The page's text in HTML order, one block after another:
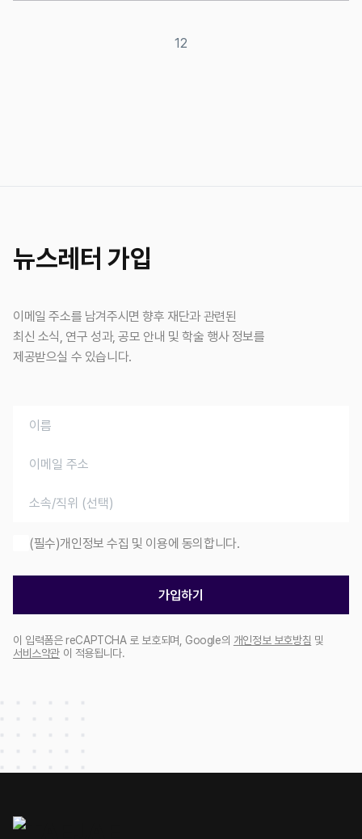
12
뉴스레터 가입
이메일 주소를 남겨주시면 향후 재단과 관련된
최신 소식, 연구 성과, 공모 안내 및 학술 행사 정보를
제공받으실 수 있습니다.
(필수)개인정보 수집 및 이용에 동의합니다.
가입하기
이 입력폼은 reCAPTCHA 로 보호되며, Google의 개인정보 보호방침 및
서비스약관 이 적용됩니다.